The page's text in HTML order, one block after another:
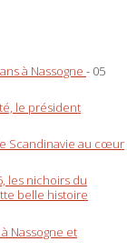
à Nassogne - 05
le président
Scandinavie au cœur
les nichoirs du
belle histoire
Nassogne et